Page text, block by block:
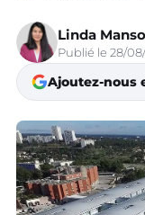
Linda
Publié le 28/
Ajoutez-nous